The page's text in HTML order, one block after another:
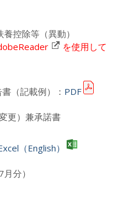
控除等（異動）
を使用して
（記載例）： PDF
更）兼承諾書
（English）
分）